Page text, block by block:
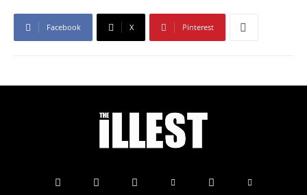
Facebook X Pinterest